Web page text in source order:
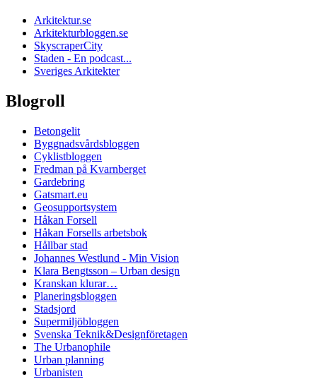
Arkitektur.se
Arkitekturbloggen.se
SkyscraperCity
Staden - En podcast...
Sveriges Arkitekter
Blogroll
Betongelit
Byggnadsvårdsbloggen
Cyklistbloggen
Fredman på Kvarnberget
Gardebring
Gatsmart.eu
Geosupportsystem
Håkan Forsell
Håkan Forsells arbetsbok
Hållbar stad
Johannes Westlund - Min Vision
Klara Bengtsson – Urban design
Kranskan klurar…
Planeringsbloggen
Stadsjord
Supermiljöbloggen
Svenska Teknik&Designföretagen
The Urbanophile
Urban planning
Urbanisten